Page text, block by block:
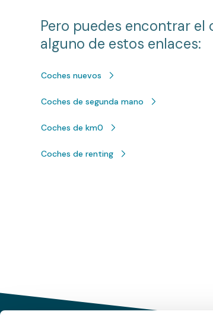
Pero puedes encontrar
alguno de estos enlaces:
Coches nuevos
Coches de segunda mano
Coches de km0
Coches de renting